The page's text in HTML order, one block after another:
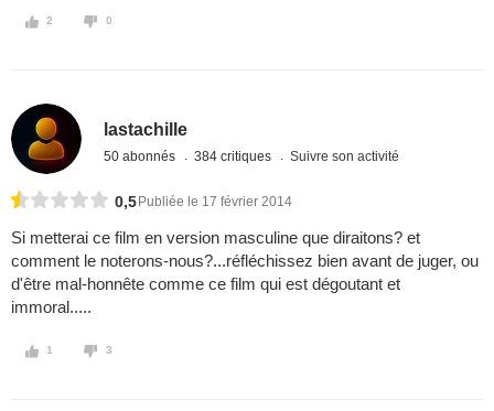
2 0
lastachille
50 abonnés 384 critiques Suivre son activité
0,5 Publiée le 17 février 2014
Si metterai ce film en version masculine que diraitons? et
comment le noterons-nous?...réfléchissez bien avant de juger, ou
d'être mal-honnête comme ce film qui est dégoutant et
immoral.....
1 3